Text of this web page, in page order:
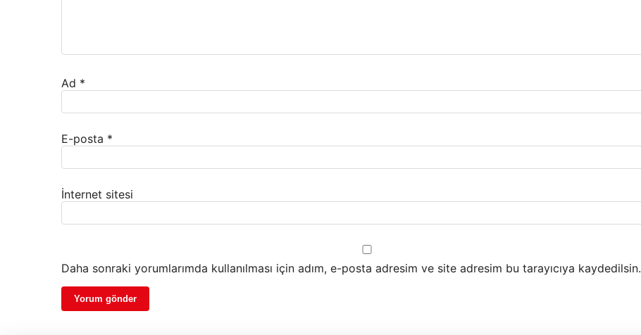
Ad *
E-posta *
İnternet sitesi
Daha sonraki yorumlarımda kullanılması için adım, e-posta adresim ve site adresim bu tarayıcıya kaydedilsin.